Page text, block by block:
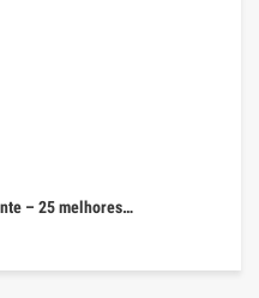
– 25 melhores…